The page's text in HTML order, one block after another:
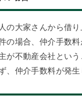
の大家さんから借
の場合、仲介手数
が不動産会社とい
、仲介手数料が発